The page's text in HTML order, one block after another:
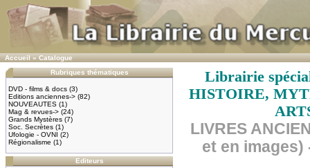
Accueil»Catalogue
Rubriques thématiques
DVD - films & docs (3)
Editions anciennes-> (82)
NOUVEAUTES (1)
Mag & revues-> (24)
Grands Mystères (7)
Soc. Secrètes (1)
Ufologie - OVNI (2)
Régionalisme (1)
Editeurs
Librairie
HISTOIRE,
LIVRES
et en